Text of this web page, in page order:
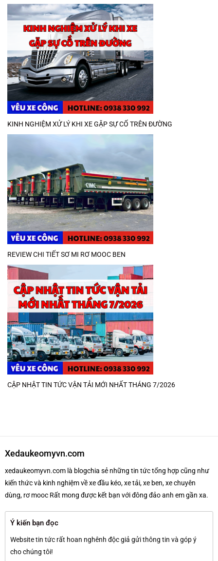
KINH NGHIỆM XỬ LÝ KHI XE GẶP SỰ CỐ TRÊN ĐƯỜNG
REVIEW CHI TIẾT SƠ MI RƠ MOOC BEN
CẬP NHẬT TIN TỨC VẬN TẢI MỚI NHẤT THÁNG 7/2026
Xedaukeomyvn.com
xedaukeomyvn.com là blogchia sẻ những tin tức tổng hợp cũng như
kiến thức và kinh nghiệm về xe đầu kéo, xe tải, xe ben, xe chuyên
dùng, rơ mooc Rất mong được kết bạn với đông đảo anh em gần xa.
Ý kiến bạn đọc
Website tin tức rất hoan nghênh độc giả gửi thông tin và góp ý
cho chúng tôi!